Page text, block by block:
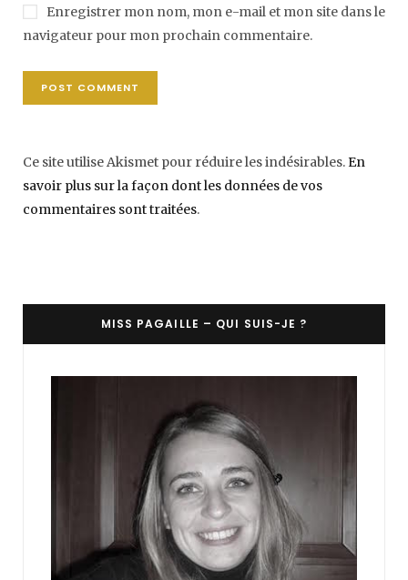
Enregistrer mon nom, mon e-mail et mon site dans le
navigateur pour mon prochain commentaire.
Ce site utilise Akismet pour réduire les indésirables.En
savoir plus sur la façon dont les données de vos
commentaires sont traitées.
MISS PAGAILLE – QUI SUIS-JE ?